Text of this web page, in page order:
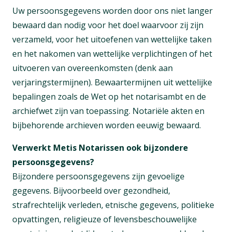
Uw persoonsgegevens worden door ons niet langer
bewaard dan nodig voor het doel waarvoor zij zijn
verzameld, voor het uitoefenen van wettelijke taken
en het nakomen van wettelijke verplichtingen of het
uitvoeren van overeenkomsten (denk aan
verjaringstermijnen). Bewaartermijnen uit wettelijke
bepalingen zoals de Wet op het notarisambt en de
archiefwet zijn van toepassing. Notariële akten en
bijbehorende archieven worden eeuwig bewaard.
Verwerkt Metis Notarissen ook bijzondere
persoonsgegevens?
Bijzondere persoonsgegevens zijn gevoelige
gegevens. Bijvoorbeeld over gezondheid,
strafrechtelijk verleden, etnische gegevens, politieke
opvattingen, religieuze of levensbeschouwelijke